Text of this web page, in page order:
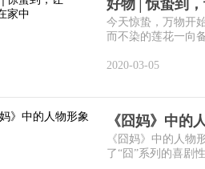
好物│惊蛰到
今天惊蛰，万物开
而不染的莲花一向
2020-03-05
《囧妈》中的
《囧妈》中的人
了“囧”系列的喜剧